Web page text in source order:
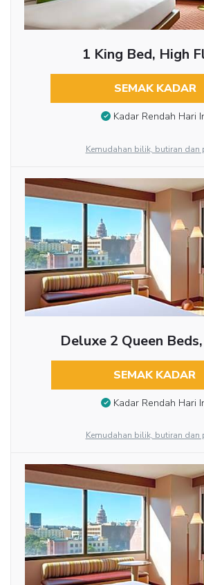
1 King Bed, High
SEMAK KADAR
Kadar Rendah Hari
Kemudahan bilik, butiran dan
Deluxe 2 Queen
SEMAK KADAR
Kadar Rendah Hari
Kemudahan bilik, butiran dan